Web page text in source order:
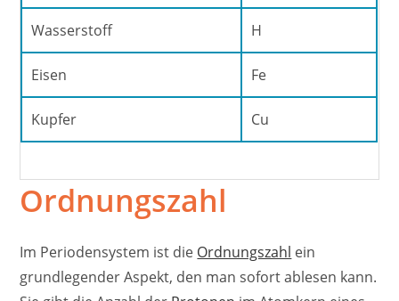
Wasserstoff H
Eisen Fe
Kupfer Cu
Ordnungszahl
Im Periodensystem ist die Ordnungszahl ein
grundlegender Aspekt, den man sofort ablesen kann.